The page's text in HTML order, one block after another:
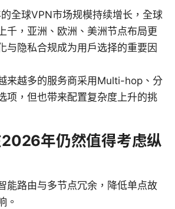
全球VPN市场规模持续增长，全球
千，亚洲、欧洲、美洲节点布局更
与隐私合规成为用户选择的重要因
来越多的服务商采用Multi-hop、分
项，但也带来配置复杂度上升的挑
年仍然值得考虑纵
能路由与多节点冗余，降低单点故
。